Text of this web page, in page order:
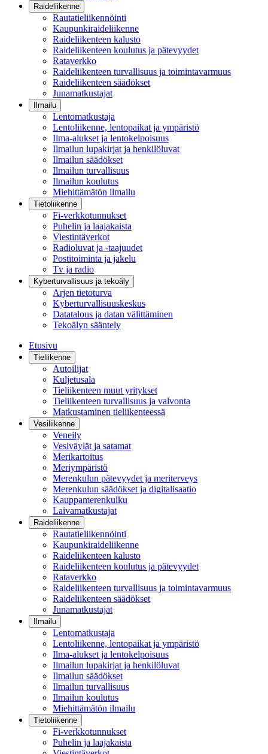
Raideliikenne
Rautatieliikennöinti
Kaupunkiraideliikenne
Raideliikenteen kalusto
Raideliikenteen koulutus ja pätevyydet
Rataverkko
Raideliikenteen turvallisuus ja toimintavarmuus
Raideliikenteen säädökset
Junamatkustajat
Ilmailu
Lentomatkustaja
Lentoliikenne, lentopaikat ja ympäristö
Ilma-alukset ja lentokelpoisuus
Ilmailun lupakirjat ja henkilöluvat
Ilmailun säädökset
Ilmailun turvallisuus
Ilmailun koulutus
Miehittämätön ilmailu
Tietoliikenne
Fi-verkkotunnukset
Puhelin ja laajakaista
Viestintäverkot
Radioluvat ja -taajuudet
Postitoiminta ja jakelu
Tv ja radio
Kyberturvallisuus ja tekoäly
Arjen tietoturva
Kyberturvallisuuskeskus
Datatalous ja datan välittäminen
Tekoälyn sääntely
Etusivu
Tieliikenne
Autoilijat
Kuljetusala
Tieliikenteen muut yritykset
Tieliikenteen turvallisuus ja valvonta
Matkustaminen tieliikenteessä
Vesiliikenne
Veneily
Vesiväylät ja satamat
Merikartoitus
Meriympäristö
Merenkulun pätevyydet ja meriterveys
Merenkulun säädökset ja digitalisaatio
Kauppamerenkulku
Laivamatkustajat
Raideliikenne
Rautatieliikennöinti
Kaupunkiraideliikenne
Raideliikenteen kalusto
Raideliikenteen koulutus ja pätevyydet
Rataverkko
Raideliikenteen turvallisuus ja toimintavarmuus
Raideliikenteen säädökset
Junamatkustajat
Ilmailu
Lentomatkustaja
Lentoliikenne, lentopaikat ja ympäristö
Ilma-alukset ja lentokelpoisuus
Ilmailun lupakirjat ja henkilöluvat
Ilmailun säädökset
Ilmailun turvallisuus
Ilmailun koulutus
Miehittämätön ilmailu
Tietoliikenne
Fi-verkkotunnukset
Puhelin ja laajakaista